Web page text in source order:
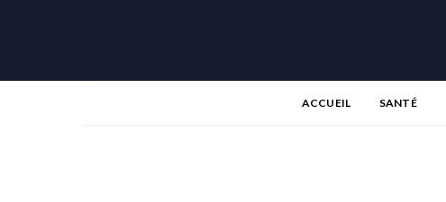
ACCUEIL SANTÉ